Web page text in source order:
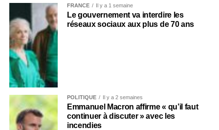
FRANCE Il y a 1 semaine
Le gouvernement va interdire les
réseaux sociaux aux plus de 70 ans
POLITIQUE Il y a 2 semaines
Emmanuel Macron affirme « qu’il faut
continuer à discuter » avec les
incendies